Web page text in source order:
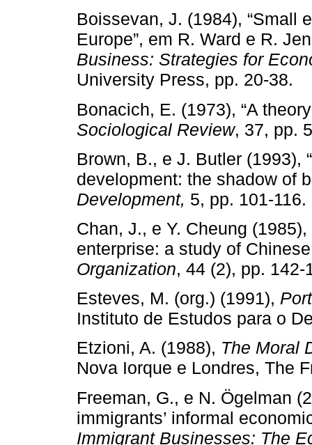
Boissevan, J. (1984), “Small
Europe”, em R. Ward e R.
Business: Strategies for
University Press, pp. 20-
Bonacich, E. (1973), “A
Sociological Review, 37,
Brown, B., e J. Butler (1993),
development: the shadow of
Development, 5, pp. 101-
Chan, J., e Y. Cheung
enterprise: a study of
Organization, 44 (2), pp.
Esteves, M. (org.) (1991),
Instituto de Estudos para
Etzioni, A. (1988), The Moral
Nova Iorque e Londres,
Freeman, G., e N. Ögelman
immigrants’ informal
Immigrant Businesses: The